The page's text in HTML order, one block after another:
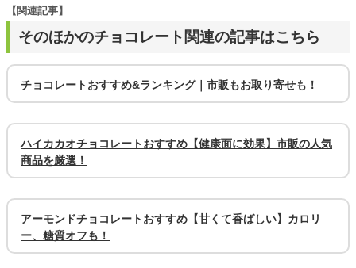
そのほかのチョコレート関連の記事はこちら
【関連記事】
チョコレートおすすめ&ランキング｜市販もお取り寄せも！
ハイカカオチョコレートおすすめ【健康面に効果】市販の人気
商品を厳選！
アーモンドチョコレートおすすめ【甘くて香ばしい】カロリ
ー、糖質オフも！